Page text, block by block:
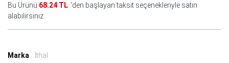
Bu Ürünü 68.24 TL 'den başlayan taksit seçenekleriyle satın
alabilirsiniz.
Marka : İthal